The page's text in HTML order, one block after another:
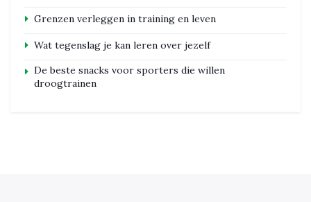
Grenzen verleggen in training en leven
Wat tegenslag je kan leren over jezelf
De beste snacks voor sporters die willen
droogtrainen